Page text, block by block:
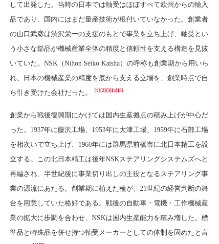
して出発した。当時の日本では軸受はほぼすべて欧州からの輸入
品であり、国内にはまだ量産技術が根付いていなかった。創業者
の山口武彦は渋沢栄一の支援のもとで事業を立ち上げ、軸受とい
う小さな部品が機械産業全体の精度と信頼性を支える構造を見抜
いていた。NSK（Nihon Seiko Kaisha）の呼称も創業期から用いら
れ、日本の機械産業の精度を底から支える立場を、創業時点で自
ら引き受けた会社だった。
[1][2][3][4][5]
創業から戦後復興期にかけては国内生産拠点の積み上げが中心だ
った。1937年に藤沢工場、1953年に大津工場、1959年に石部工場
を相次いで立ち上げ、1960年には群馬県前橋市に北日本精工を設
立する。この北日本精工は後年NSKステアリングシステムズへと
再編され、半世紀後に事業切り出しの主役となるステアリング事
業の源流にあたる。創業期に植えた種が、21世紀の経営判断の舞
台を用意していた格好である。戦後の自動車・電機・工作機械産
業の拡大に歩調を合わせ、NSKは国内生産能力を積み増した。標
準品と特殊品を併せ持つ軸受メーカーとしての体制を固めたと言